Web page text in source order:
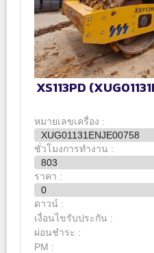
XS113PD
หมายเลขเครื่อง :
XUG01131ENJE00758
ชั่วโมงการทำงาน :
803
ราคา :
0
ดาวน์ :
เงื่อนไขรับประกัน :
ผ่อนชำระ :
PM :